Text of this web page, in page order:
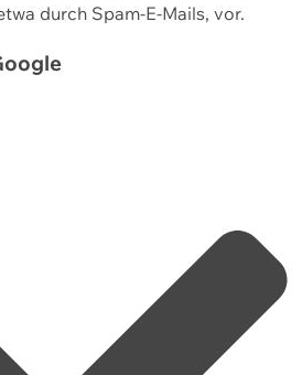
durch Spam-E-Mails, vor.